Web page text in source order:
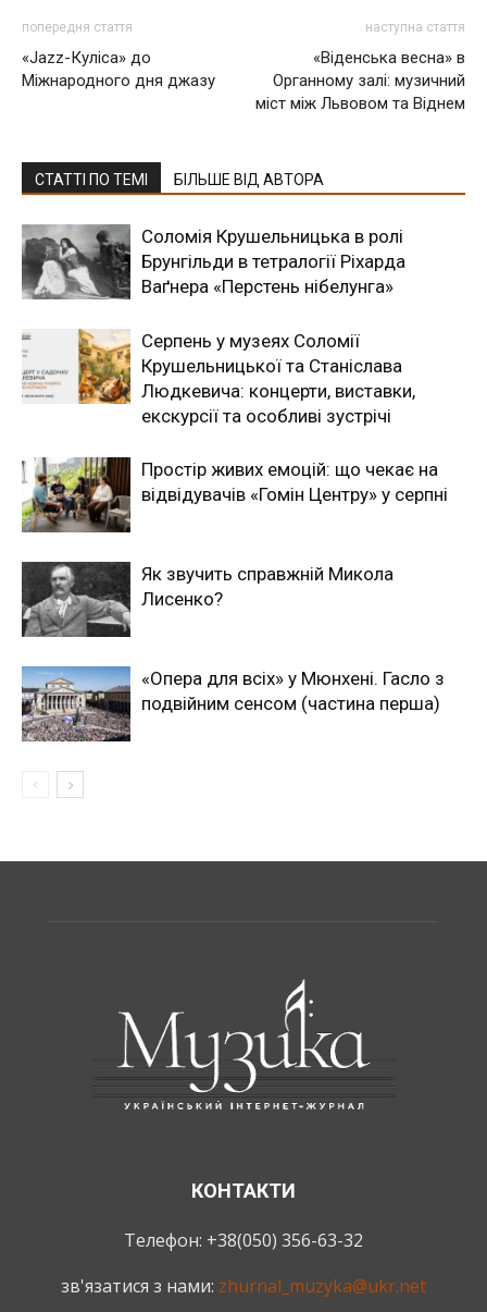
попередня стаття
«Jazz-Куліса» до
Міжнародного дня джазу
наступна стаття
«Віденська весна» в
Органному залі: музичний
міст між Львовом та Віднем
СТАТТІ ПО ТЕМІ БІЛЬШЕ ВІД АВТОРА
Соломія Крушельницька в ролі
Брунгільди в тетралогії Ріхарда
Ваґнера «Перстень нібелунга»
Серпень у музеях Соломії
Крушельницької та Станіслава
Людкевича: концерти, виставки,
екскурсії та особливі зустрічі
Простір живих емоцій: що чекає на
відвідувачів «Гомін Центру» у серпні
Як звучить справжній Микола
Лисенко?
«Опера для всіх» у Мюнхені. Гасло з
подвійним сенсом (частина перша)
КОНТАКТИ
Телефон: +38(050) 356-63-32
зв'язатися з нами: zhurnal_muzyka@ukr.net